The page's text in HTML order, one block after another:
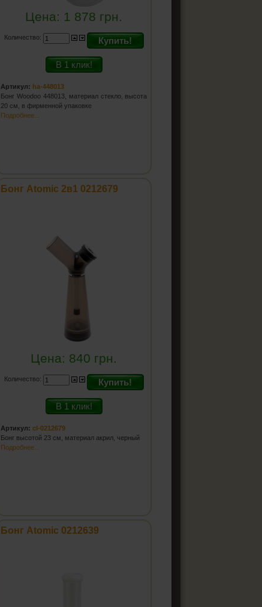
Цена: 1 878 грн.
Количество: Купить!
В 1 клик!
Артикул: ha-448013
Бонг Woodoo 448013, материал стекло, высота
20 см, в фирменной упаковке
Подробнее...
Бонг Atomic 2в1 0212679
Цена: 840 грн.
Количество: Купить!
В 1 клик!
Артикул:cl-0212679
Бонг высотой 23 см, материал акрил, черный
Подробнее...
Бонг Atomic 0212639